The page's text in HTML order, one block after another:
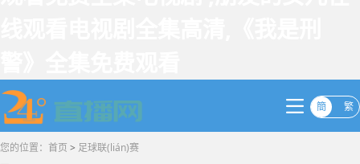
簡 繁
您的位置： 首页 > 足球联(lián)赛